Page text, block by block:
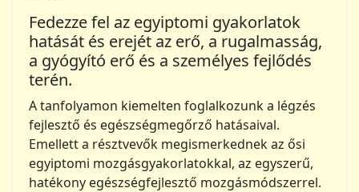
Fedezze fel az egyiptomi gyakorlatok
hatását és erejét az erő, a rugalmasság,
a gyógyító erő és a személyes fejlődés
terén.
A tanfolyamon kiemelten foglalkozunk a légzés
fejlesztő és egészségmegőrző hatásaival.
Emellett a résztvevők megismerkednek az ősi
egyiptomi mozgásgyakorlatokkal, az egyszerű,
hatékony egészségfejlesztő mozgásmódszerrel.